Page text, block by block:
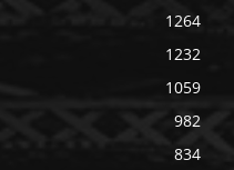
1264
1232
1059
982
834